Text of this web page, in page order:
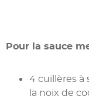
Pour la sauce
4 cuillères à
la noix de